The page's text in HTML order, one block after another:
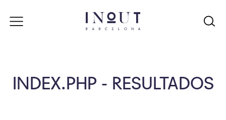
INDEX.PHP - RESULTADOS